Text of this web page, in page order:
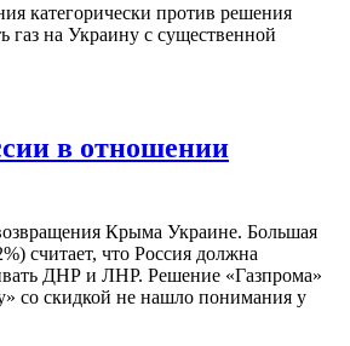
категорически против решения
газ на Украину с существенной
в отношении
Крыма Украине. Большая
считает, что Россия должна
ДНР и ЛНР. Решение «Газпрома»
со скидкой не нашло понимания у